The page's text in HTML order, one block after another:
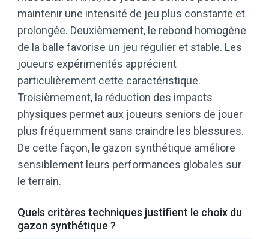
maintenir une intensité de jeu plus constante et
prolongée. Deuxièmement, le rebond homogène
de la balle favorise un jeu régulier et stable. Les
joueurs expérimentés apprécient
particulièrement cette caractéristique.
Troisièmement, la réduction des impacts
physiques permet aux joueurs seniors de jouer
plus fréquemment sans craindre les blessures.
De cette façon, le gazon synthétique améliore
sensiblement leurs performances globales sur
le terrain.
Quels critères techniques justifient le choix du
gazon synthétique ?